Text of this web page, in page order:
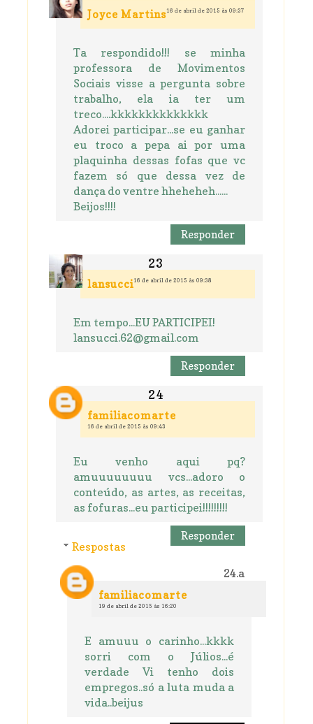
Joyce Martins 16 de abril de 2015 às 09:37
Ta respondido!!! se minha
professora de Movimentos
Sociais visse a pergunta sobre
trabalho, ela ia ter um
treco....kkkkkkkkkkkkkk
Adorei participar...se eu ganhar
eu troco a pepa ai por uma
plaquinha dessas fofas que vc
fazem só que dessa vez de
dança do ventre hheheheh......
Beijos!!!!
Responder
lansucci16 de abril de 2015 às 09:38
Em tempo...EU PARTICIPEI!
lansucci.62@gmail.com
Responder
familiacomarte
16 de abril de 2015 às 09:43
Eu venho aqui pq?
amuuuuuuuu vcs...adoro o
conteúdo, as artes, as receitas,
as fofuras...eu participei!!!!!!!!!
Responder
Respostas
familiacomarte
19 de abril de 2015 às 16:20
E amuuu o carinho...kkkk
sorri com o Júlios...é
verdade Vi tenho dois
empregos..só a luta muda a
vida..beijus